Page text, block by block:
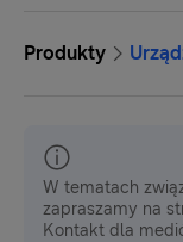
Produkty
W tematach
zapraszamy na
Kontakt dla